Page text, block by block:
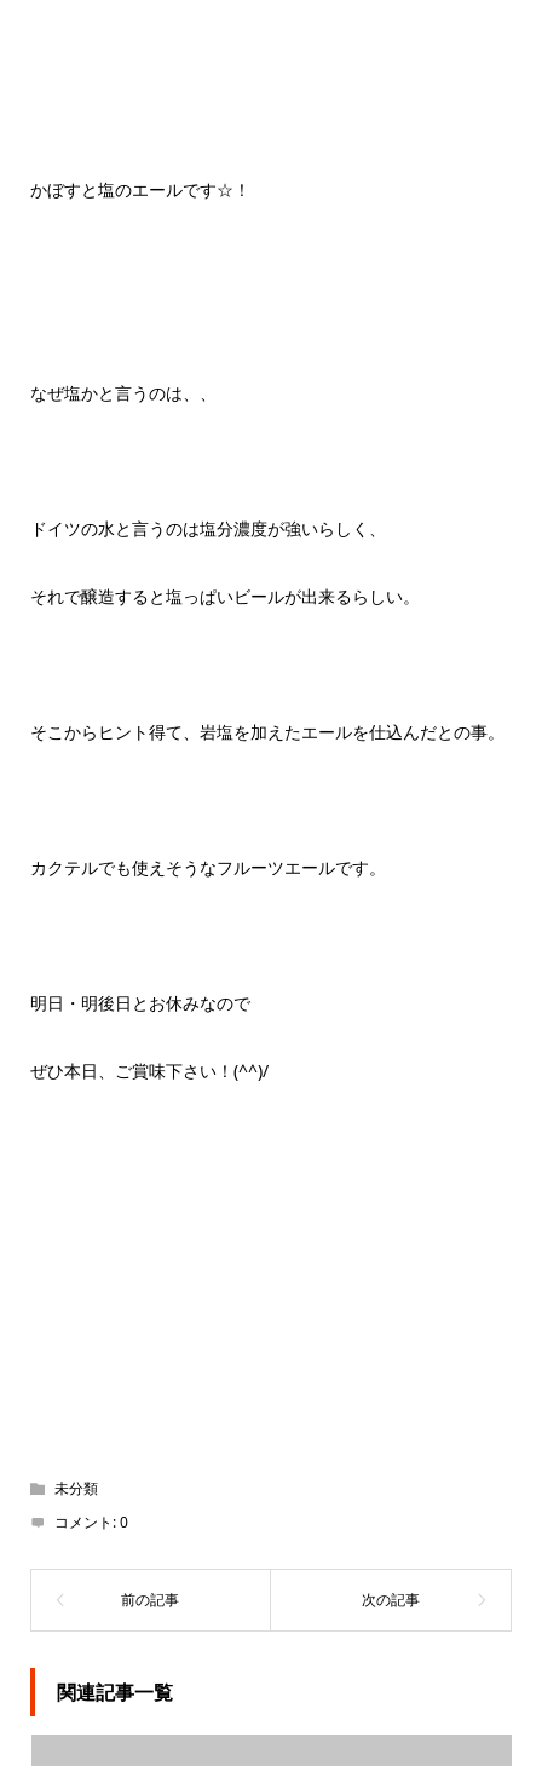
かぼすと塩のエールです☆！
なぜ塩かと言うのは、、
ドイツの水と言うのは塩分濃度が強いらしく、
それで醸造すると塩っぱいビールが出来るらしい。
そこからヒント得て、岩塩を加えたエールを仕込んだとの事。
カクテルでも使えそうなフルーツエールです。
明日・明後日とお休みなので
ぜひ本日、ご賞味下さい！(^^)/
未分類
コメント:0
関連記事一覧